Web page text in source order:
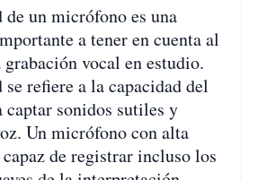
un micrófono es una
a tener en cuenta al
vocal en estudio.
refiere a la capacidad del
sonidos sutiles y
Un micrófono con alta
de registrar incluso los